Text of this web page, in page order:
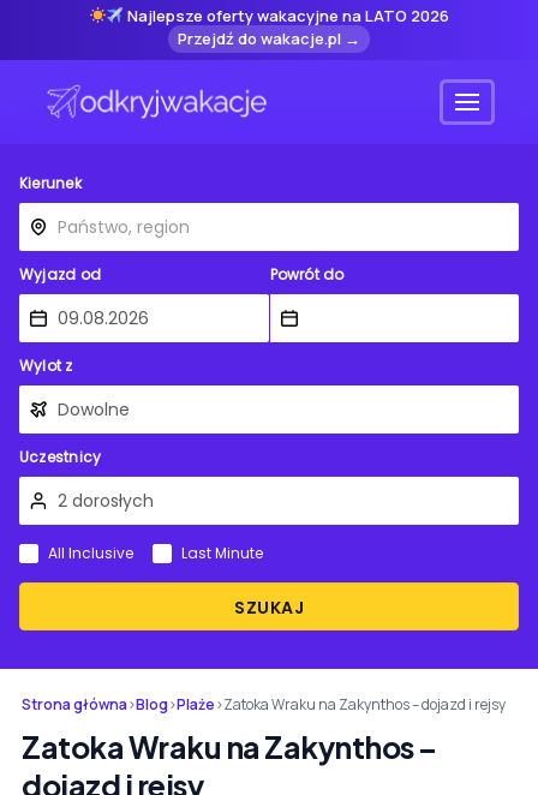
Najlepsze oferty wakacyjne na LATO 2026
Przejdź do wakacje.pl →
Menu
Kierunek
Wyjazd od Powrót do
Wylot z
Uczestnicy
SZUKAJ
All Inclusive Last Minute
Strona główna›Blog›Plaże›Zatoka Wraku na Zakynthos – dojazd i rejsy
Zatoka Wraku na Zakynthos –
dojazd i rejsy